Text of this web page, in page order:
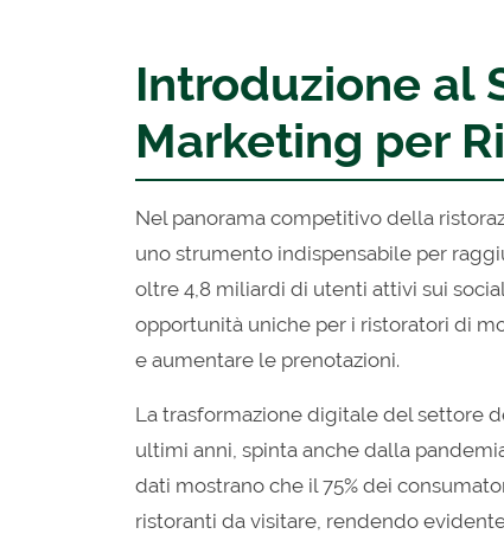
Introduzione al
Marketing per
Nel panorama competitivo della
uno strumento indispensabile per
oltre 4,8 miliardi di utenti attivi sui
opportunità uniche per i ristoratori di
e aumentare le prenotazioni.
La trasformazione digitale del settore
ultimi anni, spinta anche dalla
dati mostrano che il 75% dei
ristoranti da visitare, rendendo